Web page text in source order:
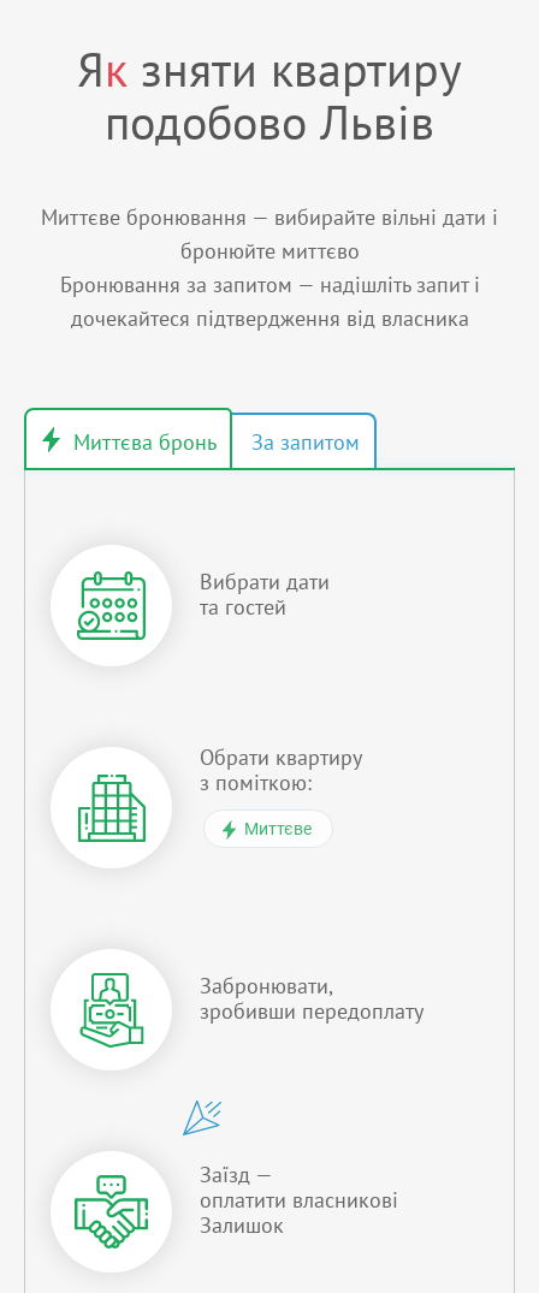
Як зняти квартиру
подобово Львів
Миттєве бронювання — вибирайте вільні дати і
бронюйте миттєво
Бронювання за запитом — надішліть запит і
дочекайтеся підтвердження від власника
Вибрати дати
та гостей
Обрати квартиру
з поміткою:
Миттєве
Забронювати,
зробивши передоплату
Заїзд —
оплатити власникові
Залишок